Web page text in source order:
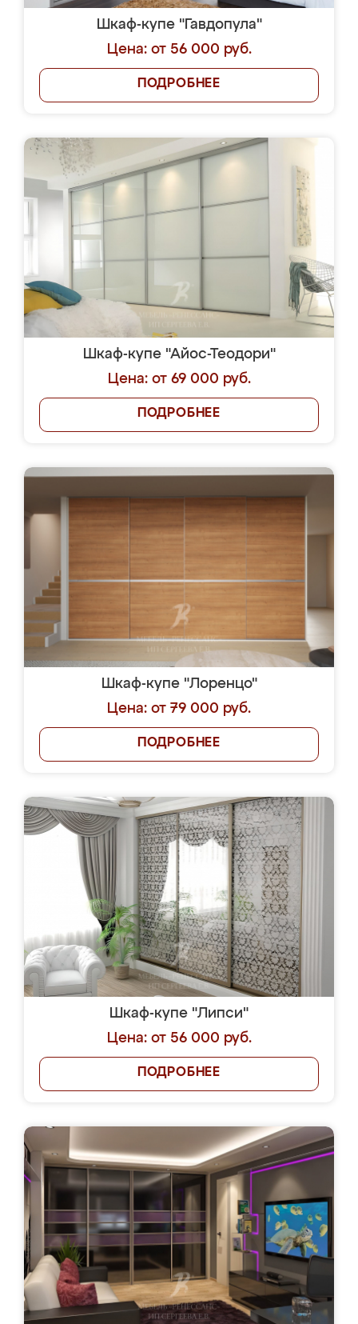
Шкаф-купе "Гавдопула"
Цена: от 56 000 руб.
ПОДРОБНЕЕ
Шкаф-купе "Айос-Теодори"
Цена: от 69 000 руб.
ПОДРОБНЕЕ
Шкаф-купе "Лоренцо"
Цена: от 79 000 руб.
ПОДРОБНЕЕ
Шкаф-купе "Липси"
Цена: от 56 000 руб.
ПОДРОБНЕЕ